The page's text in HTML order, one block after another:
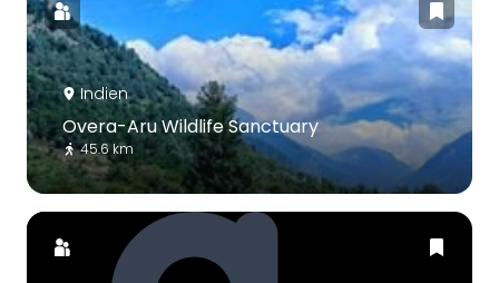
Indien
Overa-Aru Wildlife Sanctuary
45.6 km